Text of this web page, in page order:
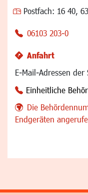
Postfach: 16 40,
06103 203-0
Anfahrt
E-Mail-Adressen der
Einheitliche
Die
Endgeräten